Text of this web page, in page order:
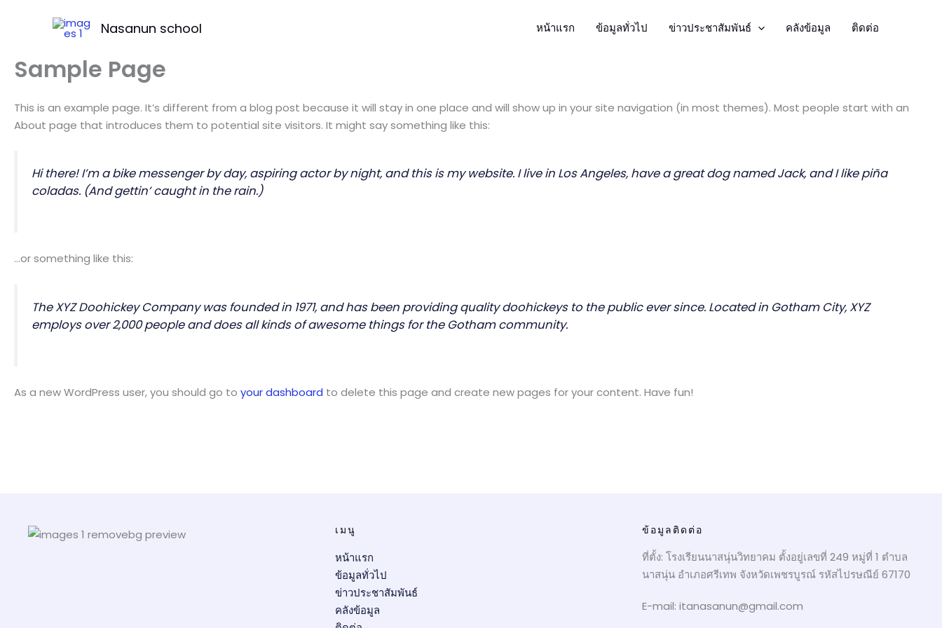
Nasanun school หน้าแรก ข้อมูลทั่วไป ข่าวประชาสัมพันธ์ คลังข้อมูล ติดต่อ
Sample Page
This is an example page. It’s different from a blog post because it will stay in one place and will show up in your site navigation (in most themes). Most people start with an
About page that introduces them to potential site visitors. It might say something like this:
Hi there! I’m a bike messenger by day, aspiring actor by night, and this is my website. I live in Los Angeles, have a great dog named Jack, and I like piña
coladas. (And gettin’ caught in the rain.)
…or something like this:
The XYZ Doohickey Company was founded in 1971, and has been providing quality doohickeys to the public ever since. Located in Gotham City, XYZ
employs over 2,000 people and does all kinds of awesome things for the Gotham community.
As a new WordPress user, you should go to your dashboard to delete this page and create new pages for your content. Have fun!
เมนู
หน้าแรก
ข้อมูลทั่วไป
ข่าวประชาสัมพันธ์
คลังข้อมูล
ข้อมูลติดต่อ
ที่ตั้ง: โรงเรียนนาสนุ่นวิทยาคม ตั้งอยู่เลขที่ 249 หมู่ที่ 1 ตำบล
นาสนุ่น อำเภอศรีเทพ จังหวัดเพชรบูรณ์ รหัสไปรษณีย์ 67170
E-mail: itanasanun@gmail.com